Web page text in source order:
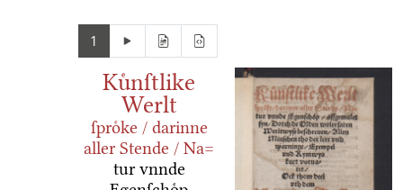
1
Kuͤnſtlike
Werlt
ſproͤke / darinne
aller Stende / Na=
tur vnnde